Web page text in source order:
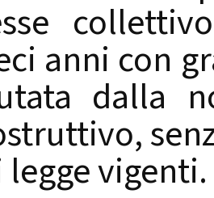
anni con
dalla
legge